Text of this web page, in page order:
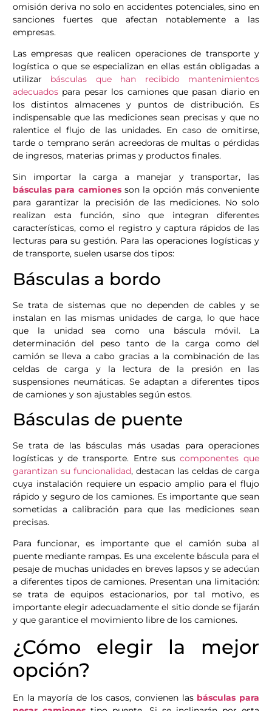
omisión deriva no solo en accidentes potenciales, sino en
sanciones fuertes que afectan notablemente a las
empresas.
Las empresas que realicen operaciones de transporte y
logística o que se especializan en ellas están obligadas a
utilizar básculas que han recibido mantenimientos
adecuados para pesar los camiones que pasan diario en
los distintos almacenes y puntos de distribución. Es
indispensable que las mediciones sean precisas y que no
ralentice el flujo de las unidades. En caso de omitirse,
tarde o temprano serán acreedoras de multas o pérdidas
de ingresos, materias primas y productos finales.
Sin importar la carga a manejar y transportar, las
básculas para camionesson la opción más conveniente
para garantizar la precisión de las mediciones. No solo
realizan esta función, sino que integran diferentes
características, como el registro y captura rápidos de las
lecturas para su gestión. Para las operaciones logísticas y
de transporte, suelen usarse dos tipos:
Básculas a bordo
Se trata de sistemas que no dependen de cables y se
instalan en las mismas unidades de carga, lo que hace
que la unidad sea como una báscula móvil. La
determinación del peso tanto de la carga como del
camión se lleva a cabo gracias a la combinación de las
celdas de carga y la lectura de la presión en las
suspensiones neumáticas. Se adaptan a diferentes tipos
de camiones y son ajustables según estos.
Básculas de puente
Se trata de las básculas más usadas para operaciones
logísticas y de transporte. Entre suscomponentes que
garantizan su funcionalidad, destacan las celdas de carga
cuya instalación requiere un espacio amplio para el flujo
rápido y seguro de los camiones. Es importante que sean
sometidas a calibración para que las mediciones sean
precisas.
Para funcionar, es importante que el camión suba al
puente mediante rampas. Es una excelente báscula para el
pesaje de muchas unidades en breves lapsos y se adecúan
a diferentes tipos de camiones. Presentan una limitación:
se trata de equipos estacionarios, por tal motivo, es
importante elegir adecuadamente el sitio donde se fijarán
y que garantice el movimiento libre de los camiones.
¿Cómo elegir la mejor
opción?
En la mayoría de los casos, convienen las básculas para